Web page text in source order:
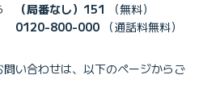
（局番なし）151 （無料）
0120-800-000 （通話料無料）
い合わせは、以下のページからご